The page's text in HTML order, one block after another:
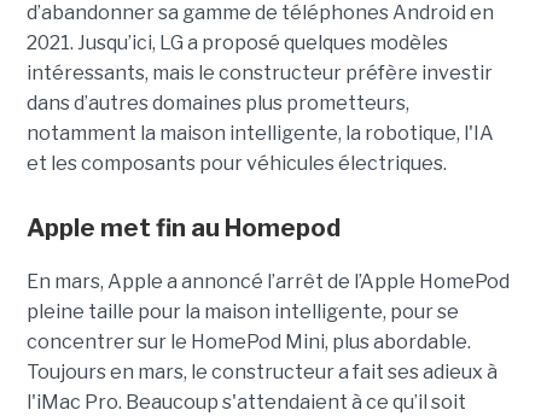
d’abandonner sa gamme de téléphones Android en
2021. Jusqu’ici, LG a proposé quelques modèles
intéressants, mais le constructeur préfère investir
dans d’autres domaines plus prometteurs,
notamment la maison intelligente, la robotique, l'IA
et les composants pour véhicules électriques.
Apple met fin au Homepod
En mars, Apple a annoncé l’arrêt de l’Apple HomePod
pleine taille pour la maison intelligente, pour se
concentrer sur le HomePod Mini, plus abordable.
Toujours en mars, le constructeur a fait ses adieux à
l'iMac Pro. Beaucoup s'attendaient à ce qu’il soit